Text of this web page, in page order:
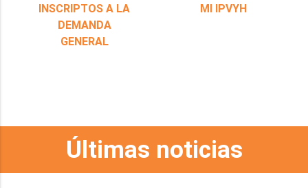
INSCRIPTOS A LA
DEMANDA
GENERAL
MI IPVYH
Últimas noticias